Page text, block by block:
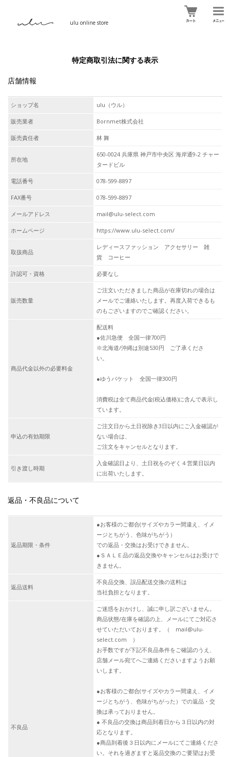
ulu online store
特定商取引法に関する表示
店舗情報
ショップ名 ulu（ウル）
販売業者 Bornmet株式会社
販売責任者 林 舞
所在地
650-0024 兵庫県 神戸市中央区 海岸通9-2 チャー
タードビル
電話番号 078-599-8897
FAX番号 078-599-8897
メールアドレス mail@ulu-select.com
ホームページ https://www.ulu-select.com/
取扱商品
レディースファッション アクセサリー 雑
貨 コーヒー
許認可・資格 必要なし
販売数量
ご注文いただきました商品が在庫切れの場合は
メールでご連絡いたします。再度入荷できるも
のもございますのでご確認ください。
商品代金以外の必要料金
配送料
●佐川急便 全国一律700円
※北海道/沖縄は別途530円 ご了承くださ
い。
●ゆうパケット 全国一律300円
消費税は全て商品代金(税込価格)に含んで表示し
ています。
申込の有効期限
ご注文日から土日祝除き3日以内にご入金確認が
ない場合は、
ご注文をキャンセルとなります。
引き渡し時期
入金確認日より、土日祝をのぞく４営業日以内
に出荷いたします。
返品・不良品について
返品期限・条件
●お客様のご都合(サイズやカラー間違え、イメ
ージとちがう、色味がちがう）
での返品・交換はお受けできません。
●ＳＡＬＥ品の返品交換やキャンセルはお受けで
きません。
返品送料
不良品交換、誤品配送交換の送料は
当社負担となります。
不良品
ご迷惑をおかけし、誠に申し訳ございません。
商品状態/在庫を確認の上、メールにてご対応さ
せていただいております。（ mail@ulu-
select.com ）
お手数ですが下記不良品条件をご確認のうえ、
店舗メール宛てへご連絡くださいますようお願
いします。
●お客様のご都合(サイズやカラー間違え、イメ
ージとちがう、色味がちがった）での返品・交
換は承っておりません。
● 不良品の交換は商品到着日から３日以内の対
応となります。
●商品到着後３日以内にメールにてご連絡くださ
い。それを過ぎますと返品交換のご要望はお受